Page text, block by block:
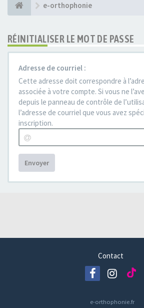
e-orthophonie
RÉINITIALISER LE MOT DE PASSE
Adresse de courriel :
Cette adresse doit correspondre à
associée à votre compte. Si vous ne
depuis le panneau de contrôle de
l’adresse de courriel que vous avez
inscription.
Envoyer
Contact
e-orthophonie.fr